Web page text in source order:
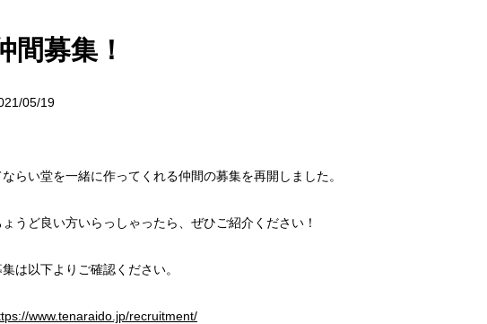
間募集！
05/19
ならい堂を一緒に作ってくれる仲間の募集を再開しました。
ょうど良い方いらっしゃったら、ぜひご紹介ください！
は以下よりご確認ください。
www.tenaraido.jp/recruitment/